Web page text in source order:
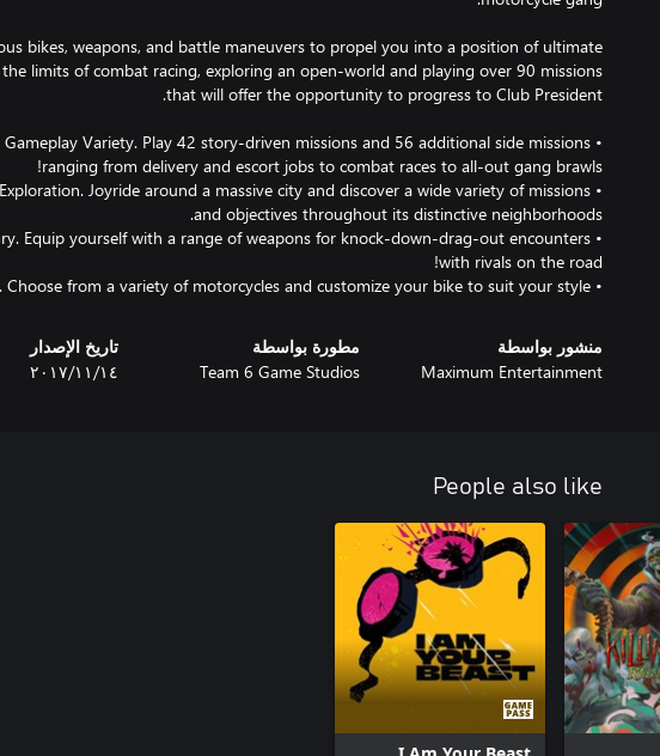
bikes, weapons, and battle maneuvers to propel you into a position of ultimate
limits of combat racing, exploring an open-world and playing over 90 missions
Gameplay Variety. Play 42 story-driven missions and 56 additional side missions
Exploration. Joyride around a massive city and discover a wide variety of missions
Equip yourself with a range of weapons for knock-down-drag-out encounters
• Ride in Style. Choose from a variety of motorcycles and customize your bike to suit your style.
منشور بواسطة
Maximum Entertainment
مطورة بواسطة
Team 6 Game Studios
تاريخ الإصدار
١٤‏/١١‏/٢٠١٧
People also like